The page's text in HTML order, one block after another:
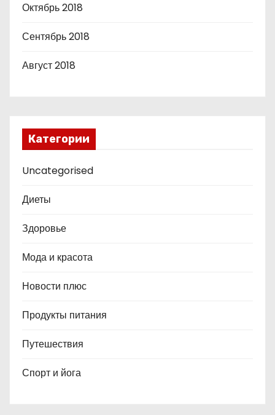
Октябрь 2018
Сентябрь 2018
Август 2018
Категории
Uncategorised
Диеты
Здоровье
Мода и красота
Новости плюс
Продукты питания
Путешествия
Спорт и йога